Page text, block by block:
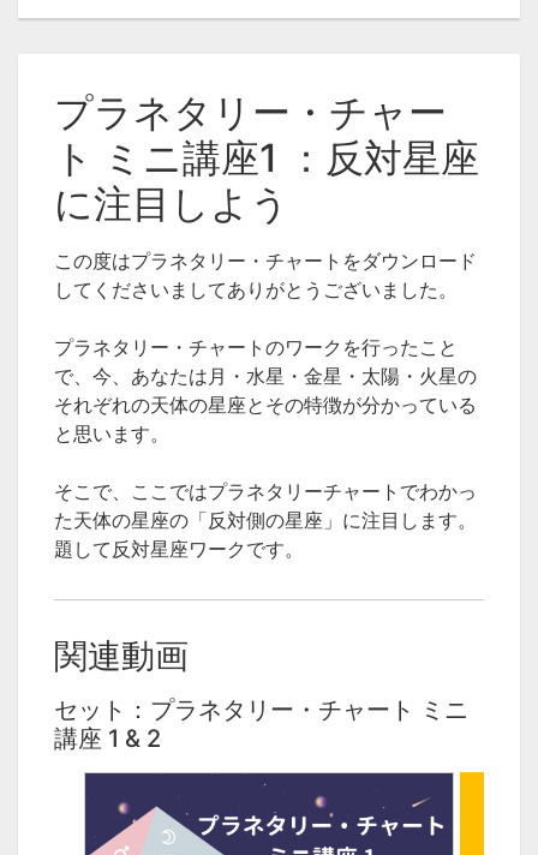
ネタリー・バランスを
チェックする！
タグ
プラネタリー・チャー
ト ミニ講座1 ：反対星座
に注目しよう
この度はプラネタリー・チャートをダウンロード
してくださいましてありがとうございました。
プラネタリー・チャートのワークを行ったこと
で、今、あなたは月・水星・金星・太陽・火星の
それぞれの天体の星座とその特徴が分かっている
と思います。
そこで、ここではプラネタリーチャートでわかっ
た天体の星座の「反対側の星座」に注目します。
題して反対星座ワークです。
関連動画
セット：プラネタリー・チャート ミニ
講座 1 & 2